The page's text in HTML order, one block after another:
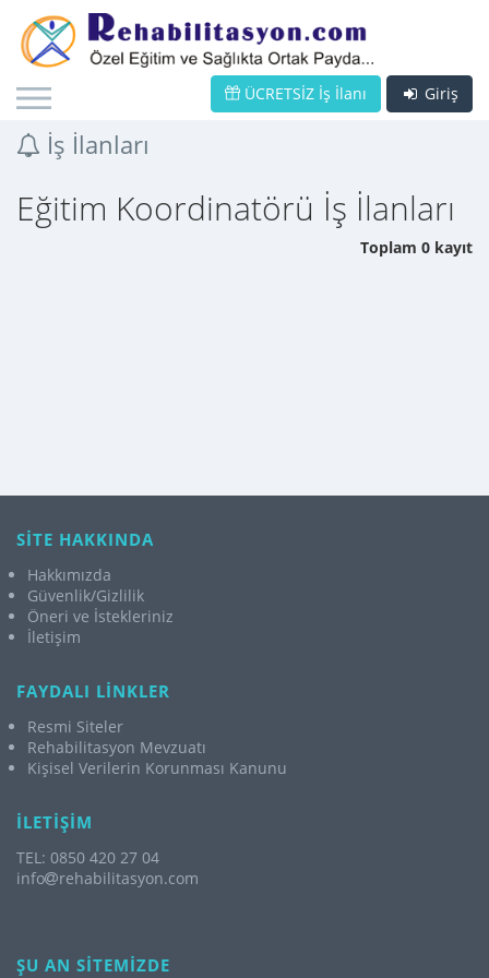
Giriş
ÜCRETSİZ İş İlanı
İş İlanları
Eğitim Koordinatörü İş İlanları
Toplam 0 kayıt
SİTE HAKKINDA
Hakkımızda
Güvenlik/Gizlilik
Öneri ve İstekleriniz
İletişim
FAYDALI LİNKLER
Resmi Siteler
Rehabilitasyon Mevzuatı
Kişisel Verilerin Korunması Kanunu
İLETİŞİM
TEL: 0850 420 27 04
info
rehabilitasyon.com
ŞU AN SİTEMİZDE